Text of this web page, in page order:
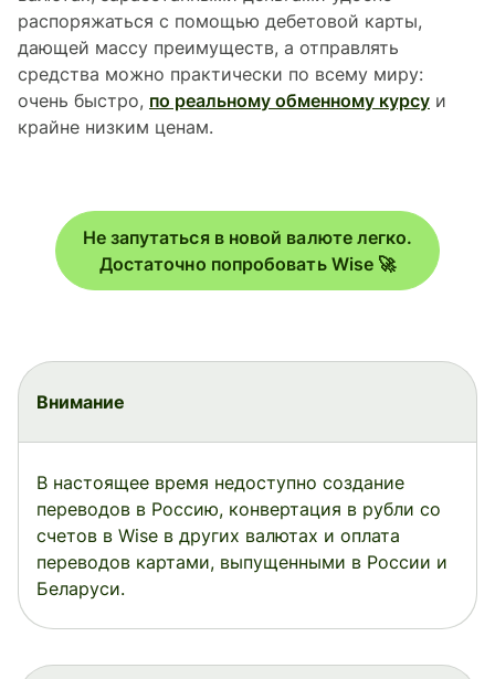
распоряжаться с помощью дебетовой карты,
дающей массу преимуществ, а отправлять
средства можно практически по всему миру:
очень быстро, по реальному обменному курсу и
крайне низким ценам.
Не запутаться в новой валюте легко.
Достаточно попробовать Wise 🚀
Внимание
В настоящее время недоступно создание
переводов в Россию, конвертация в рубли со
счетов в Wise в других валютах и оплата
переводов картами, выпущенными в России и
Беларуси.